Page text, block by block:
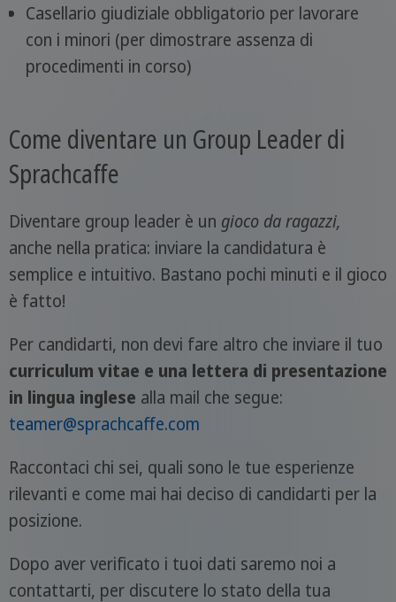
Casellario giudiziale obbligatorio per lavorare
con i minori (per dimostrare assenza di
procedimenti in corso)
Come diventare un Group Leader di
Sprachcaffe
Diventare group leader è un gioco da ragazzi,
anche nella pratica: inviare la candidatura è
semplice e intuitivo. Bastano pochi minuti e il gioco
è fatto!
Per candidarti, non devi fare altro che inviare il tuo
curriculum vitae e una lettera di presentazione
in lingua inglese alla mail che segue:
teamer@sprachcaffe.com
Raccontaci chi sei, quali sono le tue esperienze
rilevanti e come mai hai deciso di candidarti per la
posizione.
Dopo aver verificato i tuoi dati saremo noi a
contattarti, per discutere lo stato della tua